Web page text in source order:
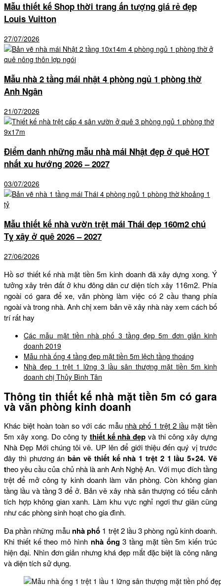
Mẫu thiết kế Shop thời trang ấn tượng giá rẻ đẹp
Louis Vuitton
27/07/2026
Mẫu nhà 2 tầng mái nhật 4 phòng ngủ 1 phòng thờ
Anh Ngân
21/07/2026
Điểm danh những mẫu nhà mái Nhật đẹp ở quê HOT
nhất xu hướng 2026 – 2027
03/07/2026
Mẫu thiết kế nhà vườn trệt mái Thái đẹp 160m2 chú
Tỵ xây ở quê 2026 – 2027
27/06/2026
Hồ sơ thiết kế nhà mặt tiền 5m kinh doanh đã xây dựng xong. Ý
tưởng xây trên đất ở khu đông dân cư diện tích xây 116m2. Phía
ngoài có gara để xe, văn phòng làm việc có 2 cầu thang phía
ngoài và trong nhà. Anh chị xem bản vẽ xây nhà này xem cách bố
trí rất hay
Các mẫu mặt tiền nhà phố 3 tầng đẹp 5m đơn giản kinh
doanh 2019
Mẫu nhà ống 4 tầng đẹp mặt tiền 5m lệch tầng thoáng
Nhà đẹp 1 trệt 1 lững 3 lầu sân thượng mặt tiền 5m kinh
doanh chị Thủy Bình Tân
Thông tin thiết kế nhà mặt tiền 5m có gara
và văn phòng kinh doanh
Khác biệt hoàn toàn so với các mẫu nhà phố 1 trệt 2 lầu mặt tiền
5m xây xong. Do công ty thiết kế nhà đẹp và thi công xây dựng
Nhà Đẹp Mới chúng tôi vẽ. UP lên để giới thiệu đến quý vị trước
đây thì phương ánbản vẽ thiết kế nhà 1 trệt 2 1 lầu 5×24. Vẽ
theo yêu cầu của chủ nhà là anh Anh Nghệ An. Với mục đích tầng
trệt để mở công ty kinh doanh làm văn phòng. Còn không gian
tầng lầu và tầng 3 để ở. Bản vẽ xây nhà sân thượng có tiểu cảnh
tích hợp không gian xanh. Làm khu vực nghỉ ngơi thư giãn cũng
như các phòng sinh hoạt cho gia đình.
Đa phần những mẫu nhà phố 1 trệt 2 lầu 3 phòng ngủ kinh doanh.
Khi thiết kế theo mô hình nhà ống3 tầng mặt tiền 5m kiến trúc
hiện đại. Nhìn đơn giản nhưng khá đẹp mắt đặc biệt là công năng
và diện tích sử dụng.